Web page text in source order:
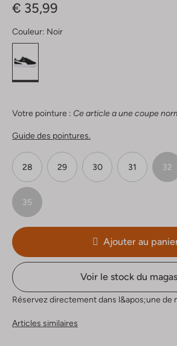
€ 35,99
Couleur: Noir
Votre pointure : Ce article a une coupe
Guide des pointures.
28 29 30 31 32
35
Ajouter au
Voir le stock du
Réservez directement dans l&apos;une de
Articles similaires